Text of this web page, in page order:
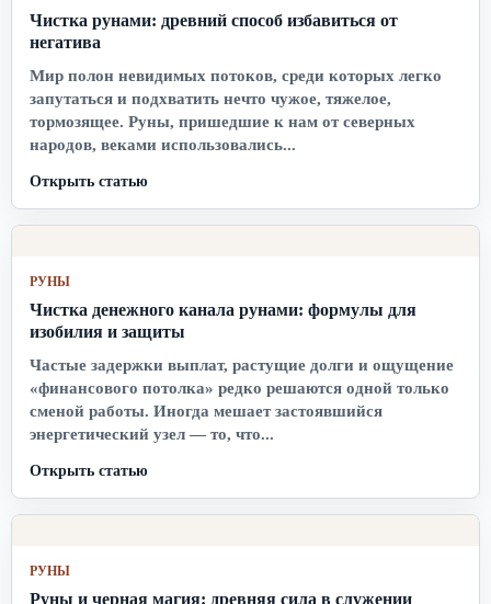
Чистка рунами: древний способ избавиться от
негатива
Мир полон невидимых потоков, среди которых легко
запутаться и подхватить нечто чужое, тяжелое,
тормозящее. Руны, пришедшие к нам от северных
народов, веками использовались...
Открыть статью
РУНЫ
Чистка денежного канала рунами: формулы для
изобилия и защиты
Частые задержки выплат, растущие долги и ощущение
«финансового потолка» редко решаются одной только
сменой работы. Иногда мешает застоявшийся
энергетический узел — то, что...
Открыть статью
РУНЫ
Руны и черная магия: древняя сила в служении